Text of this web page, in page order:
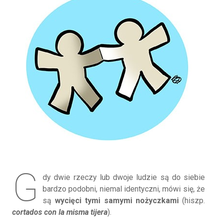
G
dy dwie rzeczy lub dwoje ludzie są do siebie
bardzo podobni, niemal identyczni, mówi się, że
sąwycięci tymi samymi nożyczkami(hiszp.
cortados con la misma tijera).